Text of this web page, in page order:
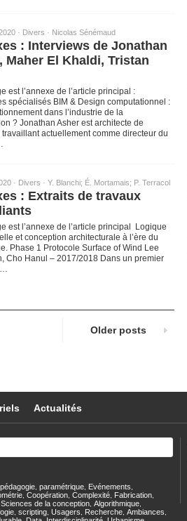
· Divers · Nicolas Sénémaud
: Interviews de Jonathan
Maher El Khaldi, Tristan
est l’annexe de l’article principal :
spécialisés BIM & Design computationnel :
dans l’industrie de la
? Jonathan Asher est architecte de
travaillant actuellement comme directeur du
· Divers · Y. Blanchi; É. Mortamais; P. Terracol
: Extraits de travaux
est l’annexe de l’article principal Logique
et conception architecturale à l’ère du
Phase 1 Protocole Surface of Wind Lee
Cho Hanul – 2017/2018 Dans un premier
Older posts
Actualités
pédagogie, paramétrique, Evénements,
, Coopération, Complexité, Fabrication,
Sciences de la conception, Algorithmique,
, scripting, Usagers, Recherche, Ambiances,